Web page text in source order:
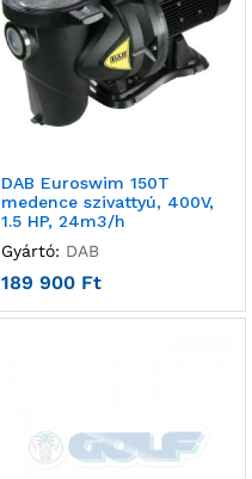
DAB Euroswim 150T
medence szivattyú, 400V,
1.5 HP, 24m3/h
Gyártó: DAB
189 900 Ft